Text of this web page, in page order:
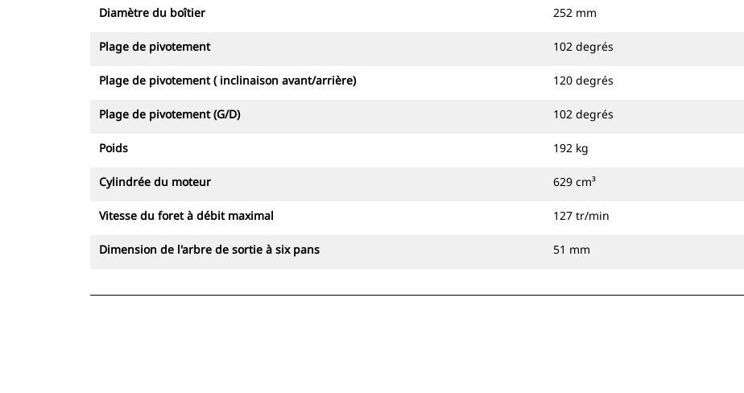
Diamètre du boîtier 252 mm
Plage de pivotement 102 degrés
Plage de pivotement ( inclinaison avant/arrière) 120 degrés
Plage de pivotement (G/D) 102 degrés
Poids 192 kg
Cylindrée du moteur 629 cm³
Vitesse du foret à débit maximal 127 tr/min
Dimension de l'arbre de sortie à six pans 51 mm